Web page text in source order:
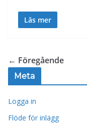
Läs mer
← Föregående
Meta
Logga in
Flöde för inlägg